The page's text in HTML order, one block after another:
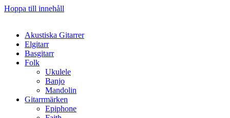
Hoppa till innehåll
Akustiska Gitarrer
Elgitarr
Basgitarr
Folk
Ukulele
Banjo
Mandolin
Gitarrmärken
Epiphone